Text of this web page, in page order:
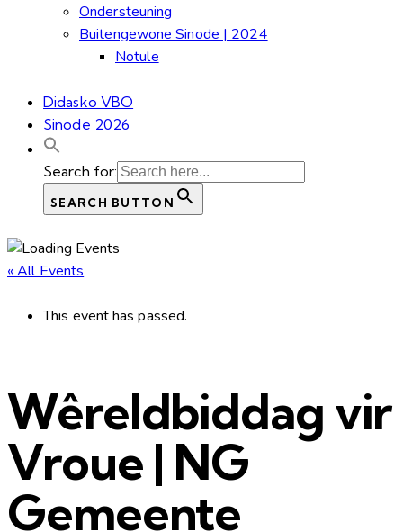
Ondersteuning
Buitengewone Sinode | 2024
Notule
Didasko VBO
Sinode 2026
Search for:
SEARCH BUTTON
« All Events
This event has passed.
Wêreldbiddag vir
Vroue | NG
Gemeente